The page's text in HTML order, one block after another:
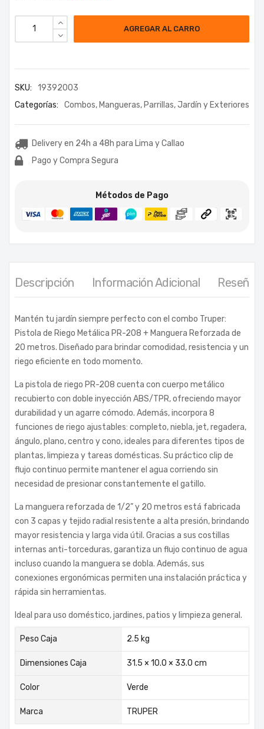
AGREGAR AL CARRO
SKU:
19392003
Categorías:
Combos, Mangueras, Parrillas, Jardín y Exteriores
Delivery en 24h a 48h para Lima y Callao
Pago y Compra Segura
Métodos de Pago
Descripción Información Adicional Reseñas
Mantén tu jardín siempre perfecto con el combo Truper:
Pistola de Riego Metálica PR-208 + Manguera Reforzada de
20 metros. Diseñado para brindar comodidad, resistencia y un
riego eficiente en todo momento.
La pistola de riego PR-208 cuenta con cuerpo metálico
recubierto con doble inyección ABS/TPR, ofreciendo mayor
durabilidad y un agarre cómodo. Además, incorpora 8
funciones de riego ajustables: completo, niebla, jet, regadera,
ángulo, plano, centro y cono, ideales para diferentes tipos de
plantas, limpieza y tareas domésticas. Su práctico clip de
flujo continuo permite mantener el agua corriendo sin
necesidad de presionar constantemente el gatillo.
La manguera reforzada de 1/2” y 20 metros está fabricada
con 3 capas y tejido radial resistente a alta presión, brindando
mayor resistencia y larga vida útil. Gracias a sus costillas
internas anti-torceduras, garantiza un flujo continuo de agua
incluso cuando la manguera se dobla. Además, sus
conexiones ergonómicas permiten una instalación práctica y
rápida sin herramientas.
Ideal para uso doméstico, jardines, patios y limpieza general.
Peso Caja 2.5 kg
Dimensiones Caja 31.5 × 10.0 × 33.0 cm
Color Verde
Marca TRUPER